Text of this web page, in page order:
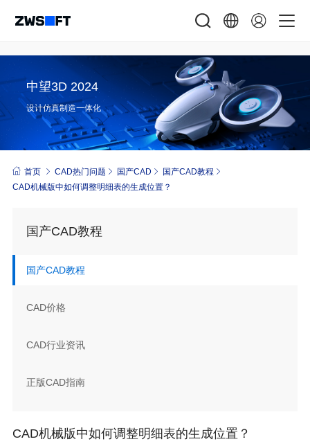
中望3D 2024
设计仿真制造一体化
首页 CAD热门问题 国产CAD
国产CAD教程
CAD机械版中如何调整明细表的生成位置？
国产CAD教程
国产CAD教程
CAD价格
CAD行业资讯
正版CAD指南
CAD机械版中如何调整明细表的生成位置？